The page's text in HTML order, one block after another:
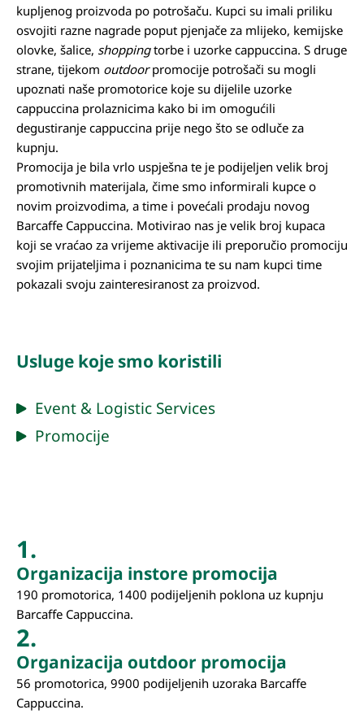
kupljenog proizvoda po potrošaču. Kupci su imali priliku
osvojiti razne nagrade poput pjenjače za mlijeko, kemijske
olovke, šalice, shoppingtorbe i uzorke cappuccina. S druge
strane, tijekom outdoorpromocije potrošači su mogli
upoznati naše promotorice koje su dijelile uzorke
cappuccina prolaznicima kako bi im omogućili
degustiranje cappuccina prije nego što se odluče za
kupnju.
Promocija je bila vrlo uspješna te je podijeljen velik broj
promotivnih materijala, čime smo informirali kupce o
novim proizvodima, a time i povećali prodaju novog
Barcaffe Cappuccina. Motivirao nas je velik broj kupaca
koji se vraćao za vrijeme aktivacije ili preporučio promociju
svojim prijateljima i poznanicima te su nam kupci time
pokazali svoju zainteresiranost za proizvod.
Usluge koje smo koristili
Event & Logistic Services
Promocije
1.
Organizacija instore promocija
190 promotorica, 1400 podijeljenih poklona uz kupnju
Barcaffe Cappuccina.
2.
Organizacija outdoor promocija
56 promotorica, 9900 podijeljenih uzoraka Barcaffe
Cappuccina.